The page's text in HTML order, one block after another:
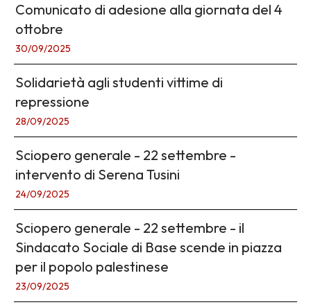
Comunicato di adesione alla giornata del 4
ottobre
30/09/2025
Solidarietà agli studenti vittime di
repressione
28/09/2025
Sciopero generale - 22 settembre -
intervento di Serena Tusini
24/09/2025
Sciopero generale - 22 settembre - il
Sindacato Sociale di Base scende in piazza
per il popolo palestinese
23/09/2025